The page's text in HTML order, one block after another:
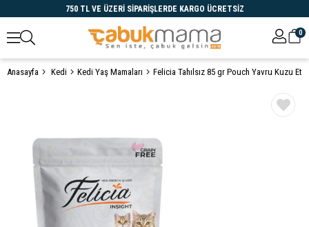
750 TL VE ÜZERİ SİPARİŞLERDE KARGO ÜCRETSİZ
0
Anasayfa Kedi Kedi Yaş Mamaları Felicia Tahılsız 85 gr Pouch Yavru Kuzu
Öne Çıkanlar